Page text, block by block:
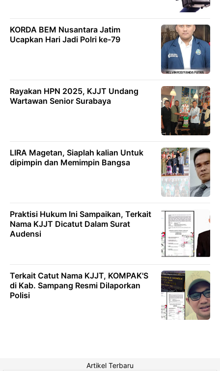
KORDA BEM Nusantara Jatim
Ucapkan Hari Jadi Polri ke-79
Rayakan HPN 2025, KJJT Undang
Wartawan Senior Surabaya
LIRA Magetan, Siaplah kalian Untuk
dipimpin dan Memimpin Bangsa
Praktisi Hukum Ini Sampaikan, Terkait
Nama KJJT Dicatut Dalam Surat
Audensi
Terkait Catut Nama KJJT, KOMPAK'S
di Kab. Sampang Resmi Dilaporkan
Polisi
Artikel Terbaru